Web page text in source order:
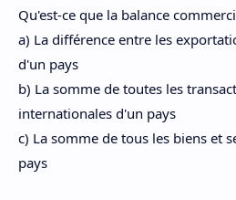
Qu'est-ce que la balance
a) La différence entre les
d'un pays
b) La somme de toutes les
internationales d'un pays
c) La somme de tous les biens et
pays